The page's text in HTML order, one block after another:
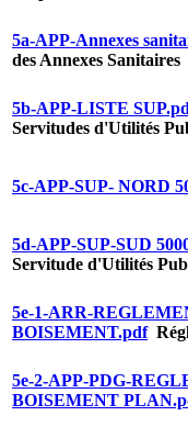
5a-APP-Annexes
des Annexes Sanitaires
5b-APP-LISTE
Servitudes d'Utilités
5c-APP-SUP- NORD
5d-APP-SUP-SUD
Servitude d'Utilités
5e-1-ARR-
BOISEMENT.pdf
5e-2-APP-PDG-
BOISEMENT